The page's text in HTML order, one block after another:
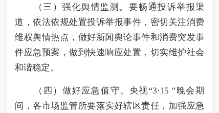
（三）强化舆情监测。要畅通投诉举报渠
道，依法依规处置投诉举报事件，密切关注消费
维权舆情热点，做好新闻舆论事件和消费突发事
件应急预案，做到快速响应处置，切实维护社会
和谐稳定。
（四）做好应急值守。央视“3·15 ”晚会期
间，各市场监管所要落实好辖区责任，加强应急